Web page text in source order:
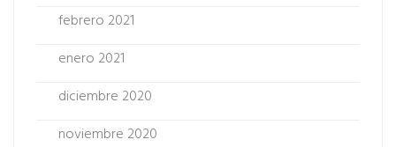
febrero 2021
enero 2021
diciembre 2020
noviembre 2020